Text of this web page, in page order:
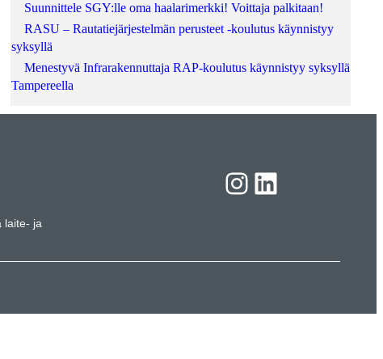
Suunnittele SGY:lle oma haalarimerkki! Voittaja palkitaan!
RASU – Rautatiejärjestelmän perusteet -koulutus käynnistyy
syksyllä
Menestyvä Infrarakennuttaja RAP-koulutus käynnistyy syksyllä
Tampereella
laite- ja
Instagram LinkedIn